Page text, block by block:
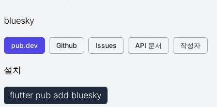
bluesky
pub.dev Github Issues API 문서 작성자
설치
flutter pub add bluesky